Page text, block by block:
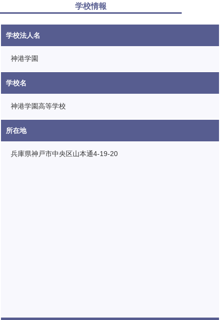
学校情報
学校法人名
神港学園
学校名
神港学園高等学校
所在地
兵庫県神戸市中央区山本通4-19-20